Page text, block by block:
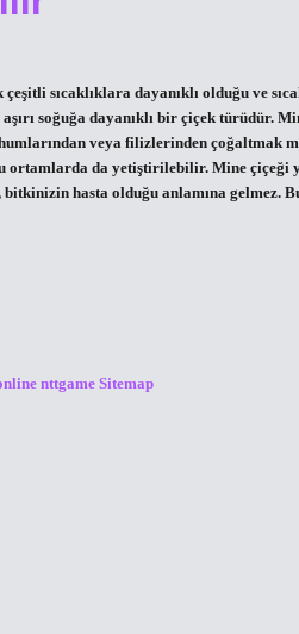
sıcaklıklara dayanıklı olduğu ve
soğuğa dayanıklı bir çiçek türüdür.
veya filizlerinden çoğaltmak
ortamlarda da yetiştirilebilir. Mine çiçeği
hasta olduğu anlamına gelmez.
nttgame Sitemap